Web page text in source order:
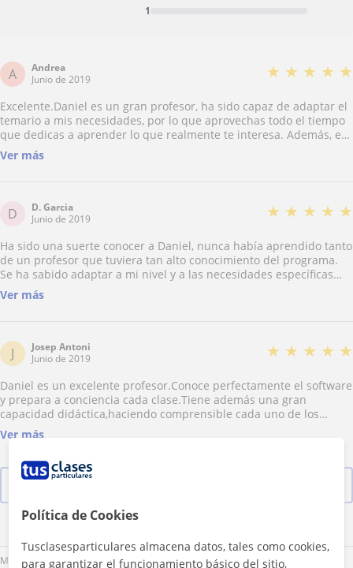
1
A
Andrea
Junio de 2019
★ ★ ★ ★ ★
Excelente.Daniel es un gran profesor, ha sido capaz de adaptar el
temario a mis necesidades, por lo que aprovechas todo el tiempo
que dedicas a aprender lo que realmente te interesa. Además, es
un profesional y sus clases son muy entretenidas! Para mí que era
principiante en Autocad/Revit me ayudó a resolver dudas y
Ver más
D
D. Garcia
Junio de 2019
★ ★ ★ ★ ★
Ha sido una suerte conocer a Daniel, nunca había aprendido tanto
de un profesor que tuviera tan alto conocimiento del programa.
Se ha sabido adaptar a mi nivel y a las necesidades específicas
que necesitaba. Siempre viene con la clase preparada a
conciencia, y no solo te da una explicación detallada de cada
excelente profesor y un gran profesional, amable y que lo explica
todo clarísimo debido a su gran experiencia en la materia. Sin
implica y te ayuda pues tiene una amplia formación que te
resuelve los problemas rápida y de manera efectiva mejor que
ningún tutorial. Lo recomiendo 100%
Ver más
J
Josep Antoni
Junio de 2019
★ ★ ★ ★ ★
Daniel es un excelente profesor.Conoce perfectamente el software
y prepara a conciencia cada clase.Tiene además una gran
capacidad didáctica,haciendo comprensible cada uno de los
temas. 100 % Recomendable )))) Es el mejor profesor que he
tenido en muchos años. ))))) Gracias Daniel por la paciencia que
Ver más
Mañana
Política de Cookies
Tusclasesparticulares almacena datos, tales como cookies,
para garantizar el funcionamiento básico del sitio,